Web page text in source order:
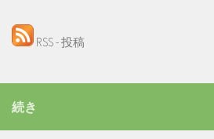
RSS - 投稿
続き